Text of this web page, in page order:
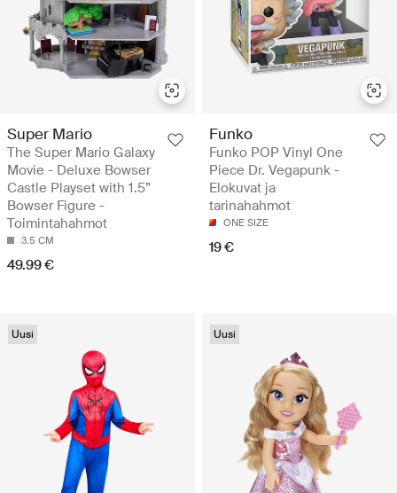
Super Mario
The Super Mario Galaxy
Movie - Deluxe Bowser
Castle Playset with 1.5”
Bowser Figure -
Toimintahahmot
3.5 CM
49.99 €
Funko
Funko POP Vinyl One
Piece Dr. Vegapunk -
Elokuvat ja
tarinahahmot
ONE SIZE
19 €
Uusi Uusi